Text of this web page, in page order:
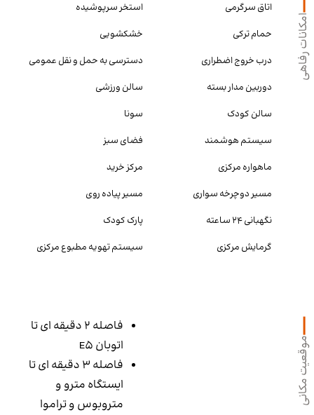
امکانات رفاهی
اتاق سرگرمی
استخر سرپوشیده
حمام ترکی
خشکشویی
درب خروج اضطراری
دسترسی به حمل و نقل عمومی
دوربین مدار بسته
سالن ورزشی
سالن کودک
سونا
سیستم هوشمند
فضای سبز
ماهواره مرکزی
مرکز خرید
مسیر دوچرخه سواری
مسیر پیاده روی
نگهبانی ۲۴ ساعته
پارک کودک
گرمایش مرکزی
سیستم تهویه مطبوع مرکزی
فاصله 2 دقیقه ای تا
اتوبان E5
فاصله 3 دقیقه ای تا
ایستگاه مترو و
متروبوس و تراموا
موقعیت مکانی